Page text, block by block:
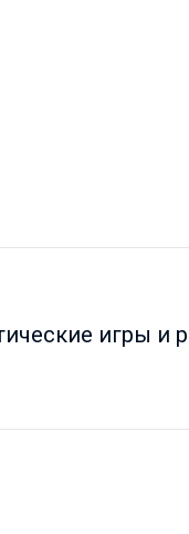
игры и